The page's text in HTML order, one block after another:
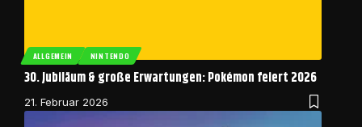
ALLGEMEIN NINTENDO
30. Jubiläum & große Erwartungen: Pokémon feiert 2026
21. Februar 2026